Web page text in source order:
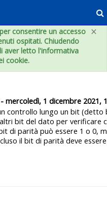
×
consentire un accesso
ospitati. Chiudendo
aver letto l'informativa
cookie.
mercoledì, 1 dicembre 2021,
controllo lungo un bit (detto
bit del dato per verificare
di parità può essere 1 o 0,
il bit di parità deve